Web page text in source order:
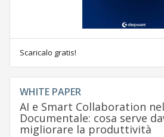
Scaricalo gratis!
WHITE PAPER
AI e Smart Collaboration
Documentale: cosa serve
migliorare la produttività